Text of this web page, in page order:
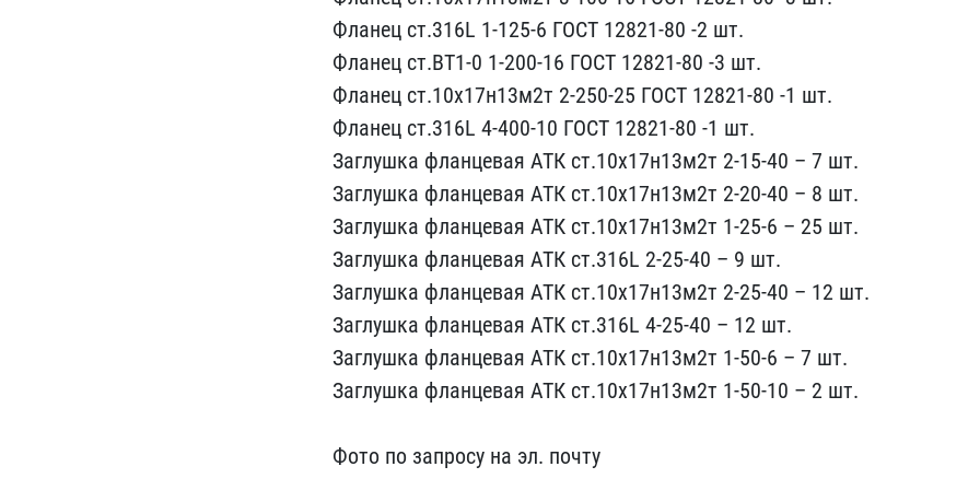
Фланец ст.316L 1-​125-6 ГОСТ 12821-80 -2 ш​т.
Фланец ст.BT1-0 1-20​0-16 ГОСТ 12821-80 -3 шт​.
Фланец ст.10х17н13м2т​ 2-250-25 ГОСТ 12821-80 ​-1 шт.
Фланец ст.316L 4​-400-10 ГОСТ 12821-80 -1​ шт.
Заглушка фланцевая ​АТК ст.10х17н13м2т 2-15-​40 – 7 шт.
Заглушка флан​цевая АТК ст.10х17н13м2т​ 2-20-40 – 8 шт.
Заглушк​а фланцевая АТК ст.10х17​н13м2т 1-25-6 – 25 шт.
З​аглушка фланцевая АТК ст​.316L 2-25-40 – 9 шт.
За​глушка фланцевая АТК ст.​10х17н13м2т 2-25-40 – 12​ шт.
Заглушка фланцевая ​АТК ст.316L 4-25-40 – 12​ шт.
Заглушка фланцевая ​АТК ст.10х17н13м2т 1-50-​6 – 7 шт.
Заглушка фланц​евая АТК ст.10х17н13м2т ​1-50-10 – 2 шт.
Фото по​ запросу на эл. почту